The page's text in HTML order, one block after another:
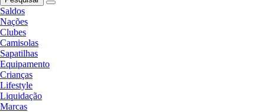
Saldos
Nações
Clubes
Camisolas
Sapatilhas
Equipamento
Crianças
Lifestyle
Liquidação
Marcas